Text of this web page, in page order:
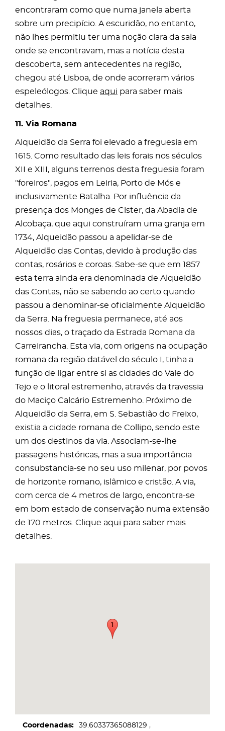
encontraram como que numa janela aberta
sobre um precipício. A escuridão, no entanto,
não lhes permitiu ter uma noção clara da sala
onde se encontravam, mas a notícia desta
descoberta, sem antecedentes na região,
chegou até Lisboa, de onde acorreram vários
espeleólogos. Clique aqui para saber mais
detalhes.
11. Via Romana
Alqueidão da Serra foi elevado a freguesia em
1615. Como resultado das leis forais nos séculos
XII e XIII, alguns terrenos desta freguesia foram
"foreiros", pagos em Leiria, Porto de Mós e
inclusivamente Batalha. Por influência da
presença dos Monges de Cister, da Abadia de
Alcobaça, que aqui construíram uma granja em
1734, Alqueidão passou a apelidar-se de
Alqueidão das Contas, devido à produção das
contas, rosários e coroas. Sabe-se que em 1857
esta terra ainda era denominada de Alqueidão
das Contas, não se sabendo ao certo quando
passou a denominar-se oficialmente Alqueidão
da Serra. Na freguesia permanece, até aos
nossos dias, o traçado da Estrada Romana da
Carreirancha. Esta via, com origens na ocupação
romana da região datável do século I, tinha a
função de ligar entre si as cidades do Vale do
Tejo e o litoral estremenho, através da travessia
do Maciço Calcário Estremenho. Próximo de
Alqueidão da Serra, em S. Sebastião do Freixo,
existia a cidade romana de Collipo, sendo este
um dos destinos da via. Associam-se-lhe
passagens históricas, mas a sua importância
consubstancia-se no seu uso milenar, por povos
de horizonte romano, islâmico e cristão. A via,
com cerca de 4 metros de largo, encontra-se
em bom estado de conservação numa extensão
de 170 metros. Clique aqui para saber mais
detalhes.
Coordenadas 39.60337365088129